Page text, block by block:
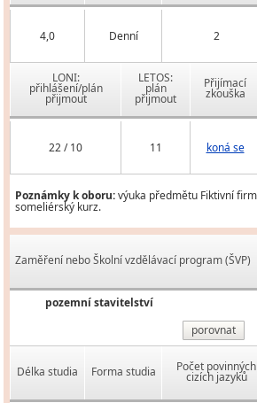
4,0 Denní 2
LONI:
přihlášení/plán
přijmout
LETOS:
plán
přijmout
Přijímací
zkouška
22 / 10 11 koná se
Poznámky k oboru:výuka předmětu Fiktivní
someliérský kurz.
Zaměření nebo Školní vzdělávací program (ŠVP)
pozemní stavitelství
porovnat
Délka studia Forma studia Počet povinných
cizích jazyků